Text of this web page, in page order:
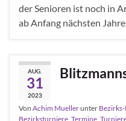
der Senioren ist noch in
ab Anfang nächsten
AUG.
31
2023
Von Achim Muellerunter
Bezirksturniere Termine